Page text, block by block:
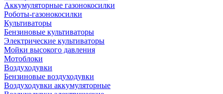
Аккумуляторные газонокосилки
Роботы-газонокосилки
Культиваторы
Бензиновые культиваторы
Электрические культиваторы
Мойки высокого давления
Мотоблоки
Воздуходувки
Бензиновые воздуходувки
Воздуходувки аккумуляторные